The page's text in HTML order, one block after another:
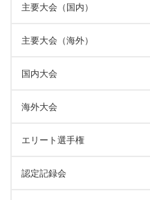
主要大会（国内）
主要大会（海外）
国内大会
海外大会
エリート選手権
認定記録会